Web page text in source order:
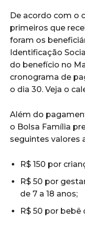
De acordo com o
primeiros que
foram os
Identificação
do benefício no
cronograma de
o dia 30. Veja o
Além do
o Bolsa Família
seguintes valores
R$ 150 por
R$ 50 por
de 7 a 18 anos;
R$ 50 por bebê